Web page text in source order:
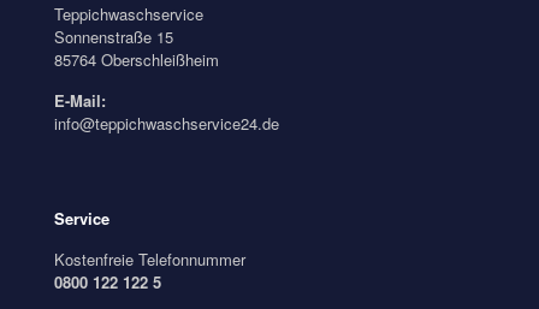
Teppichwaschservice
Sonnenstraße 15
85764 Oberschleißheim
E-Mail:
info@teppichwaschservice24.de
Service
Kostenfreie Telefonnummer
0800 122 122 5